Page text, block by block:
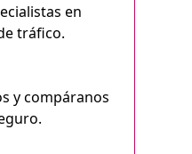
en
tráfico.
y compáranos